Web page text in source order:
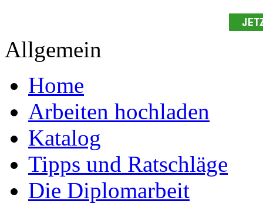
Allgemein
Home
Arbeiten hochladen
Katalog
Tipps und Ratschläge
Die Diplomarbeit